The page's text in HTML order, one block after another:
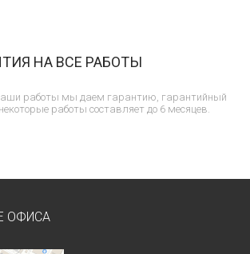
НА ВСЕ РАБОТЫ
работы мы даем гарантию, гарантийный
работы составляет до 6 месяцев.
ОФИСА